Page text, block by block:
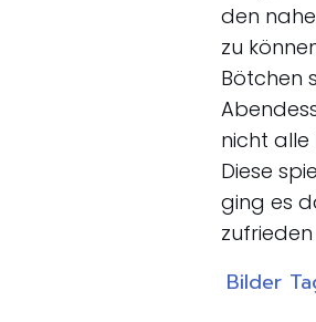
den
zu
Bötchen
nicht
Diese
ging es
Bilder